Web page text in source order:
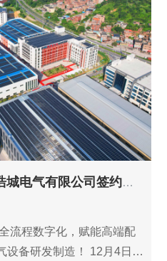
新能源储能及充电桩研发
电气近年加速布局智能电
型精准度、成本管控效率
签约快报25.12.4|广东浩城电气有限公司签约增购利驰D-Hub识图报价设计三件套账号！
流程数字化，赋能高端配
设备研发制造！ 12月4日，